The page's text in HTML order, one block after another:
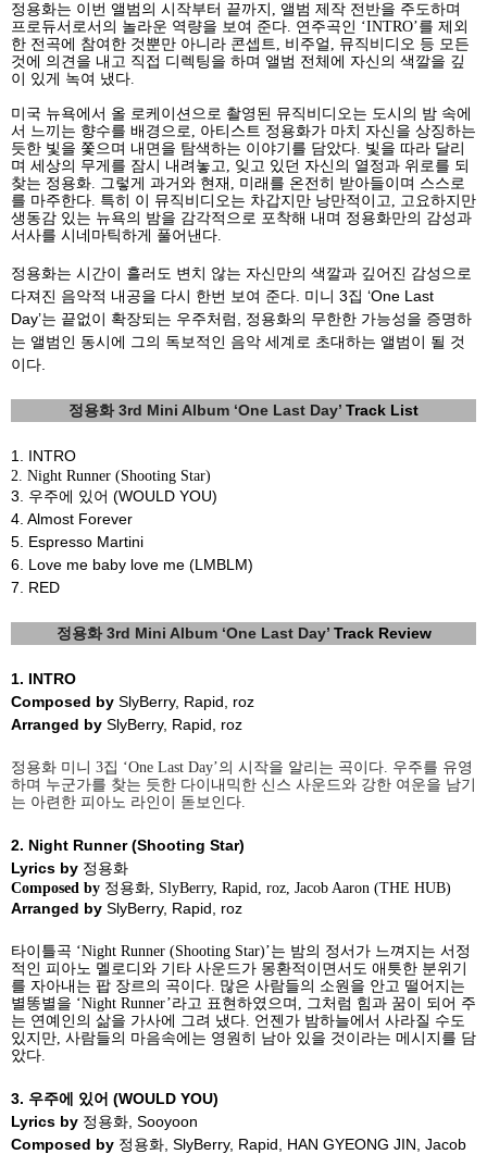
정용화는 이번 앨범의 시작부터 끝까지 , 앨범 제작 전반을 주도하며
프로듀서로서의 놀라운 역량을 보여 준다. 연주곡인 ‘INTRO’를 제외
한 전곡에 참여한 것뿐만 아니라 콘셉트, 비주얼 , 뮤직비디오 등 모든
것에 의견을 내고 직접 디렉팅을 하며 앨범 전체에 자신의 색깔을 깊
이 있게 녹여 냈다.
미국 뉴욕에서 올 로케이션으로 촬영된 뮤직비디오는 도시의 밤 속에
서 느끼는 향수를 배경으로, 아티스트 정용화가 마치 자신을 상징하는
듯한 빛을 쫓으며 내면을 탐색하는 이야기를 담았다. 빛을 따라 달리
며 세상의 무게를 잠시 내려놓고, 잊고 있던 자신의 열정과 위로를 되
찾는 정용화. 그렇게 과거와 현재 , 미래를 온전히 받아들이며 스스로
를 마주한다. 특히 이 뮤직비디오는 차갑지만 낭만적이고, 고요하지만
생동감 있는 뉴욕의 밤을 감각적으로 포착해 내며 정용화만의 감성과
서사를 시네마틱하게 풀어낸다.
정용화는 시간이 흘러도 변치 않는 자신만의 색깔과 깊어진 감성으로
다져진 음악적 내공을 다시 한번 보여 준다 미니 3집 ‘One Last
Day’는 끝없이 확장되는 우주처럼
정용화의 무한한 가능성을 증명하
는 앨범인 동시에 그의 독보적인 음악 세계로 초대하는 앨범이 될 것
이다
정용화3rd Mini Album ‘One Last Day’ Track List
1. INTRO
2. Night Runner (Shooting Star)
3. 우주에 있어 (WOULD YOU)
4. Almost Forever
5. Espresso Martini
6. Love me baby love me (LMBLM)
7. RED
정용화3rd Mini Album ‘One Last Day’ Track Review
1. INTRO
Composed by SlyBerry, Rapid, roz
Arranged by SlyBerry, Rapid, roz
정용화 미니 3집 ‘One Last Day’의 시작을 알리는 곡이다. 우주를 유영
하며 누군가를 찾는 듯한 다이내믹한 신스 사운드와 강한 여운을 남기
는 아련한 피아노 라인이 돋보인다.
2. Night Runner (Shooting Star)
Lyrics by 정용화
Composed by 정용화, SlyBerry, Rapid, roz, Jacob Aaron (THE HUB)
Arranged by SlyBerry, Rapid, roz
타이틀곡 ‘Night Runner (Shooting Star)’는 밤의 정서가 느껴지는 서정
적인 피아노 멜로디와 기타 사운드가 몽환적이면서도 애틋한 분위기
를 자아내는 팝 장르의 곡이다. 많은 사람들의 소원을 안고 떨어지는
별똥별을 ‘Night Runner’라고 표현하였으며 , 그처럼 힘과 꿈이 되어 주
는 연예인의 삶을 가사에 그려 냈다. 언젠가 밤하늘에서 사라질 수도
있지만, 사람들의 마음속에는 영원히 남아 있을 것이라는 메시지를 담
았다.
3. 우주에 있어 (WOULD YOU)
Lyrics by 정용화 , Sooyoon
Composed by 정용화 , SlyBerry, Rapid, HAN GYEONG JIN, Jacob